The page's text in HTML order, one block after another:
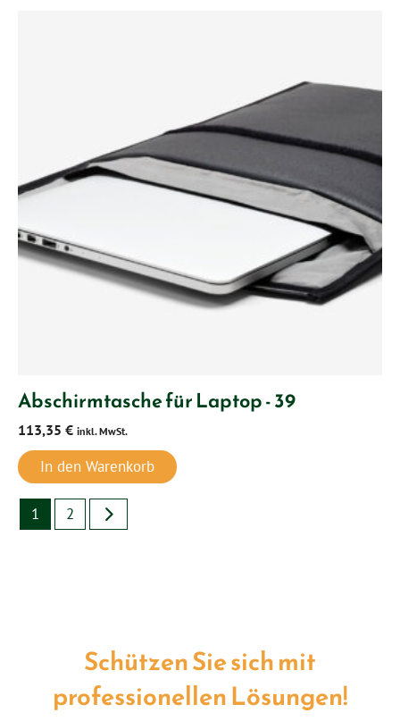
Abschirmtasche für Laptop - 39
113,35 € inkl. MwSt.
In den Warenkorb
1 2
Schützen Sie sich mit
professionellen Lösungen!